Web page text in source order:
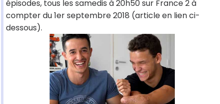
épisodes, tous les samedis à 20h50 sur France 2 à
compter du 1er septembre 2018 (article en lien ci-
dessous).